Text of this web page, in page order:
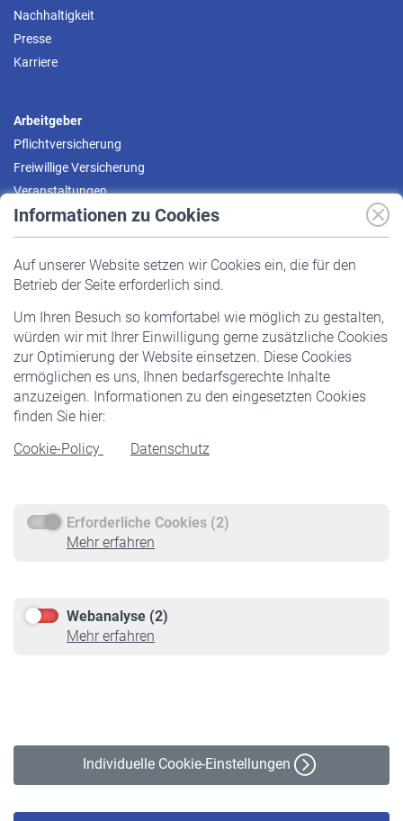
Informationen zu Cookies
Auf unserer Website setzen wir Cookies ein, die für den
Betrieb der Seite erforderlich sind.
Um Ihren Besuch so komfortabel wie möglich zu gestalten,
würden wir mit Ihrer Einwilligung gerne zusätzliche Cookies
zur Optimierung der Website einsetzen. Diese Cookies
ermöglichen es uns, Ihnen bedarfsgerechte Inhalte
anzuzeigen. Informationen zu den eingesetzten Cookies
finden Sie hier:
Cookie-Policy
Datenschutz
Erforderliche Cookies (2)
Mehr erfahren
Webanalyse (2)
Mehr erfahren
Individuelle Cookie-Einstellungen
Nachhaltigkeit
Presse
Karriere
Arbeitgeber
Pflichtversicherung
Freiwillige Versicherung
Veranstaltungen
Pflichtversicherung
Staatliche Förderung
Veranstaltungen
Rentner
Rentenbeginn
Rente beantragen
Service
Informationen
Online-Rechner
VBLnewsletter
Erklärung zur Barrierefreiheit